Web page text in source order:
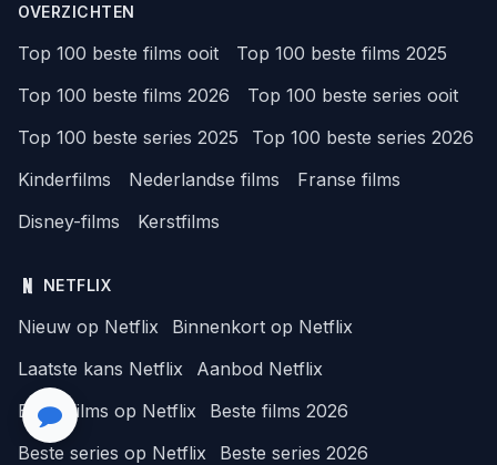
OVERZICHTEN
Top 100 beste films ooit
Top 100 beste films 2025
Top 100 beste films 2026
Top 100 beste series ooit
Top 100 beste series 2025
Top 100 beste series 2026
Kinderfilms
Nederlandse films
Franse films
Disney-films
Kerstfilms
NETFLIX
Nieuw op Netflix
Binnenkort op Netflix
Laatste kans Netflix
Aanbod Netflix
Beste films op Netflix
Beste films 2026
Beste series op Netflix
Beste series 2026